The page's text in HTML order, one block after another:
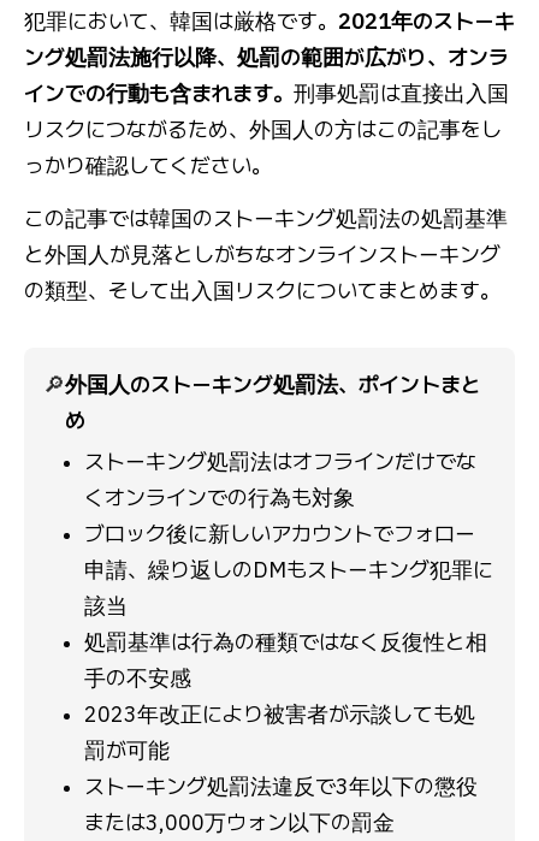
犯罪において、韓国は厳格です。 2021年のストーキ
ング処罰法施行以降、処罰の範囲が広がり、オンラ
インでの行動も含まれます。 刑事処罰は直接出入国
リスクにつながるため、外国人の方はこの記事をし
っかり確認してください。
この記事では韓国のストーキング処罰法の処罰基準
と外国人が見落としがちなオンラインストーキング
の類型、そして出入国リスクについてまとめます。
🔎外国人のストーキング処罰法、ポイントまと
め
ストーキング処罰法はオフラインだけでな
くオンラインでの行為も対象
ブロック後に新しいアカウントでフォロー
申請、繰り返しのDMもストーキング犯罪に
該当
処罰基準は行為の種類ではなく反復性と相
手の不安感
2023年改正により被害者が示談しても処
罰が可能
ストーキング処罰法違反で3年以下の懲役
または3,000万ウォン以下の罰金